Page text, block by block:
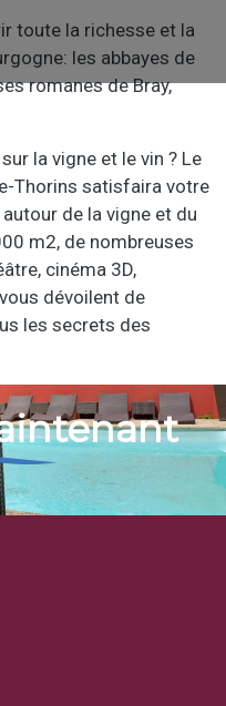
toute la richesse et la
les abbayes de
romanes de Bray,
la vigne et le vin ? Le
Thorins satisfaira votre
de la vigne et du
m2, de nombreuses
cinéma 3D,
dévoilent de
les secrets des